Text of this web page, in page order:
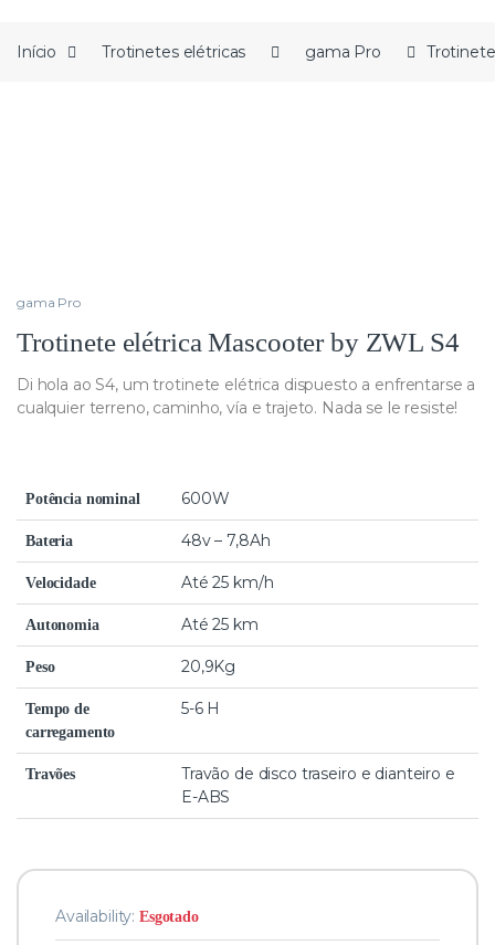
Início Trotinetes elétricas gama Pro
gama Pro
Trotinete elétrica Mascooter by ZWL S4
Di hola ao S4, um trotinete elétrica dispuesto a enfrentarse a
cualquier terreno, caminho, vía e trajeto. Nada se le resiste!
Potência nominal 600W
Bateria 48v – 7,8Ah
Velocidade Até 25 km/h
Autonomia Até 25 km
Peso 20,9Kg
Tempo de
carregamento
5-6 H
Travões
Travão de disco traseiro e dianteiro e
E-ABS
Availability:Esgotado